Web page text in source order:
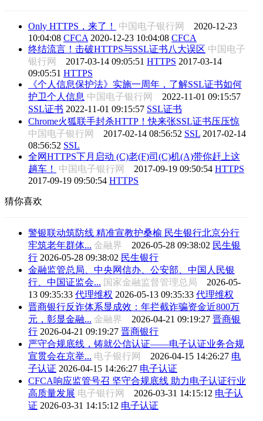
Only HTTPS，来了！ 中国电子银行网 2020-12-23
10:04:08 CFCA 2020-12-23 10:04:08 CFCA
终结流言！击破HTTPS与SSL证书八大误区 中国电子
银行网 2017-03-14 09:05:51 HTTPS 2017-03-14
09:05:51 HTTPS
《个人信息保护法》实施一周年，了解SSL证书如何
护卫个人信息 中国电子银行网 2022-11-01 09:15:57
SSL证书 2022-11-01 09:15:57 SSL证书
Chrome火狐联手封杀HTTP！快来张SSL证书压压惊
中国电子银行网 2017-02-14 08:56:52 SSL 2017-02-14
08:56:52 SSL
全网HTTPS下月启动 (C)老(F)司(C)机(A)带你赶上这
趟车！
中国电子银行网 2017-09-19 09:50:54 HTTPS
2017-09-19 09:50:54 HTTPS
猜你喜欢
警银联动筑防线 精准宣教护桑榆 民生银行北京分行
牢筑老年群体... 金融界 2026-05-28 09:38:02 民生银
行 2026-05-28 09:38:02 民生银行
金融监管总局、中央网信办、公安部、中国人民银
行、中国证监会... 国家金融监督管理总局 2026-05-
13 09:35:33 代理维权 2026-05-13 09:35:33 代理维权
晋商银行反诈体系显成效：年拦截诈骗资金近800万
元，彰显金融... 金融界 2026-04-21 09:19:27 晋商银
行 2026-04-21 09:19:27 晋商银行
严守合规底线，铸就公信认证——电子认证业务合规
宣贯会在京举... 电子银行网 2026-04-15 14:26:27 电
子认证 2026-04-15 14:26:27 电子认证
CFCA响应监管号召 坚守合规底线 助力电子认证行业
高质量发展 电子银行网 2026-03-31 14:15:12 电子认
证 2026-03-31 14:15:12 电子认证